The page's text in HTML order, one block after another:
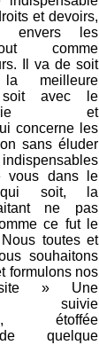
et devoirs,
envers les
comme
Il va de soit
la meilleure
soit avec le
et
concerne les
sans éluder
vous dans le
qui soit, la
ne pas
ce fut le
toutes et
souhaitons
formulons nos
» Une
suivie
étoffée
de quelque